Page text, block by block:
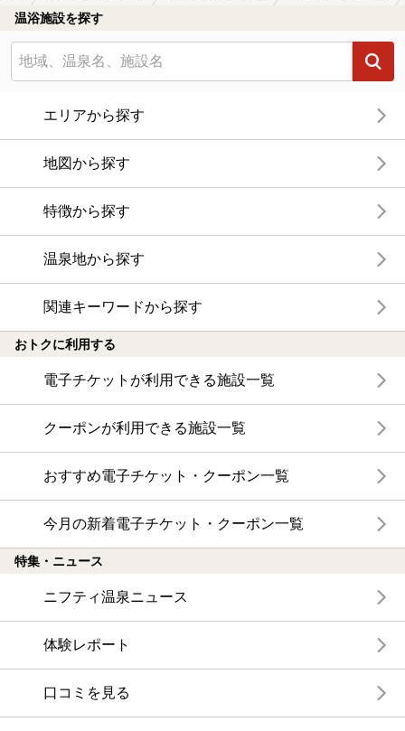
温浴施設を探す
エリアから探す
地図から探す
特徴から探す
温泉地から探す
関連キーワードから探す
おトクに利用する
電子チケットが利用できる施設一覧
クーポンが利用できる施設一覧
おすすめ電子チケット・クーポン一覧
今月の新着電子チケット・クーポン一覧
特集・ニュース
ニフティ温泉ニュース
体験レポート
口コミを見る